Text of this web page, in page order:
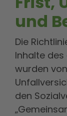
und
Die
Inhalte
wurden
den